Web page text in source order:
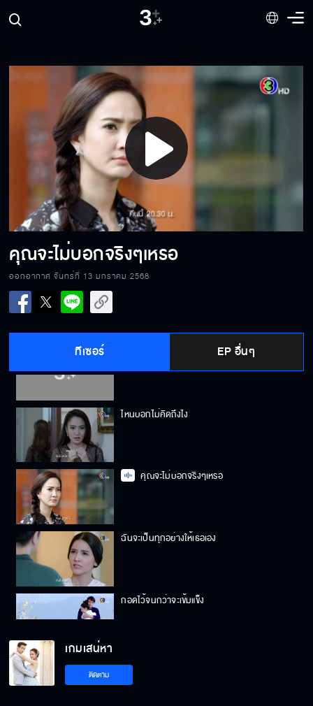
Play
Video
คุณจะไม่บอกจริงๆเหรอ
ออกอากาศ จันทร์ที่ 13 มกราคม 2568
ทีเซอร์ EP อื่นๆ
ทำไมไม่พูดความรู้สึกออกไปตามตรง
คนเป็นแม่ไม่มีสิทธิ์ได้เจอลูก
ไม่ใช่ว่าจะลืมกันได้ง่ายๆ
นายทำให้ครอบครัวฉันแตกแยก
ไหนบอกไม่คิดถึงไง
คุณจะไม่บอกจริงๆเหรอ
ฉันจะเป็นทุกอย่างให้เธอเอง
กอดไว้จนกว่าจะเข้มแข็ง
ฉันจะไม่ใจอ่อน
เกมเสน่หา
ติดตาม